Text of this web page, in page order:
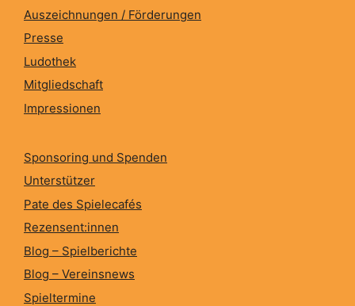
Auszeichnungen / Förderungen
Presse
Ludothek
Mitgliedschaft
Impressionen
Sponsoring und Spenden
Unterstützer
Pate des Spielecafés
Rezensent:innen
Blog – Spielberichte
Blog – Vereinsnews
Spieltermine